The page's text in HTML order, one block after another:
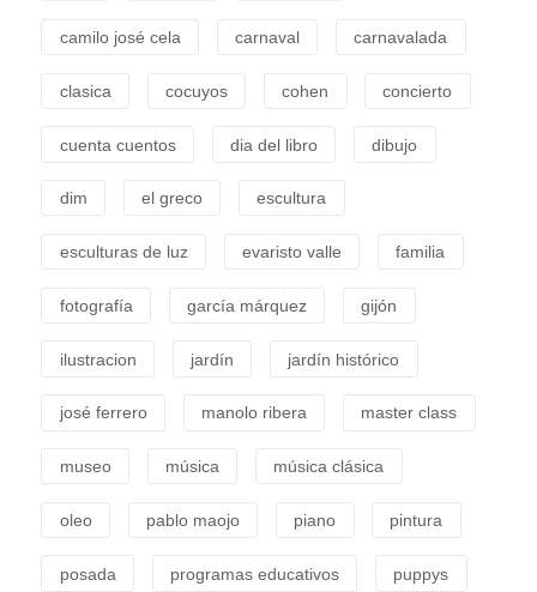
camilo josé cela carnaval carnavalada
clasica cocuyos cohen concierto
cuenta cuentos dia del libro dibujo
dim el greco escultura
esculturas de luz evaristo valle familia
fotografía garcía márquez gijón
ilustracion jardín jardín histórico
josé ferrero manolo ribera master class
museo música música clásica
oleo pablo maojo piano pintura
posada programas educativos puppys